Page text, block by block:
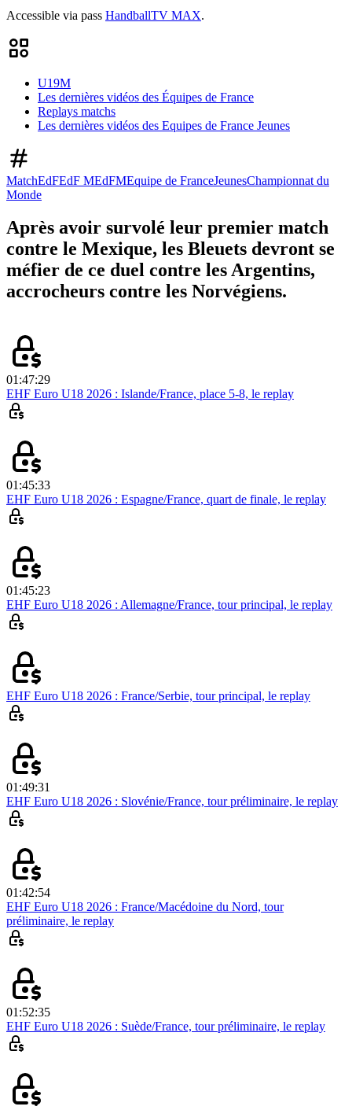
Accessible via pass HandballTV MAX.
U19M
Les dernières vidéos des Équipes de France
Replays matchs
Les dernières vidéos des Equipes de France Jeunes
MatchEdFEdF MEdFMEquipe de FranceJeunesChampionnat du
Monde
Après avoir survolé leur premier match
contre le Mexique, les Bleuets devront se
méfier de ce duel contre les Argentins,
accrocheurs contre les Norvégiens.
01:47:29
EHF Euro U18 2026 : Islande/France, place 5-8, le replay
01:45:33
EHF Euro U18 2026 : Espagne/France, quart de finale, le replay
01:45:23
EHF Euro U18 2026 : Allemagne/France, tour principal, le replay
EHF Euro U18 2026 : France/Serbie, tour principal, le replay
01:49:31
EHF Euro U18 2026 : Slovénie/France, tour préliminaire, le replay
01:42:54
EHF Euro U18 2026 : France/Macédoine du Nord, tour
préliminaire, le replay
01:52:35
EHF Euro U18 2026 : Suède/France, tour préliminaire, le replay